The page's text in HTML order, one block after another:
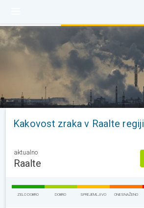
Kakovost zraka v Raalte regiji
aktualno
Raalte
ZELO DOBRO DOBRO SPREJEMLJIVO ONESNAŽENO